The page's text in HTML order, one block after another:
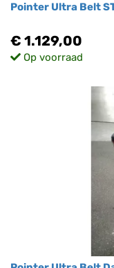
Pointer Ultra Belt
€ 1.129,00
Op voorraad